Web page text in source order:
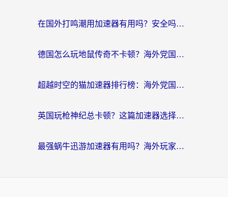
在国外打鸣潮用加速器有用吗？安全吗？海外玩家国服游戏加速全指南
德国怎么玩地鼠传奇不卡顿？海外党国服游戏加速全攻略（含战双EVE实用指南）
超越时空的猫加速器排行榜：海外党国服游戏不卡顿的终极选择指南
英国玩枪神纪总卡顿？这篇加速器选择指南帮你告别延迟（附实测推荐）
最强蜗牛迅游加速器有用吗？海外玩家国服游戏加速避坑指南（附德国玩忍者必须死3流星蝴蝶剑解决办法）